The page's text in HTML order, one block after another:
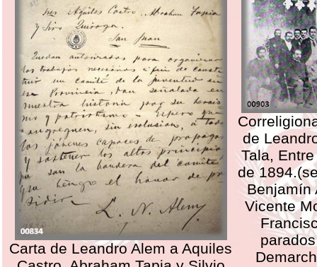
Carta de Leandro Alem a Aquiles
de
Tala,
de
Benjamín
Vicente